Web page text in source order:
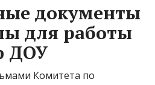
документы
для работы
ДОУ
Комитета по